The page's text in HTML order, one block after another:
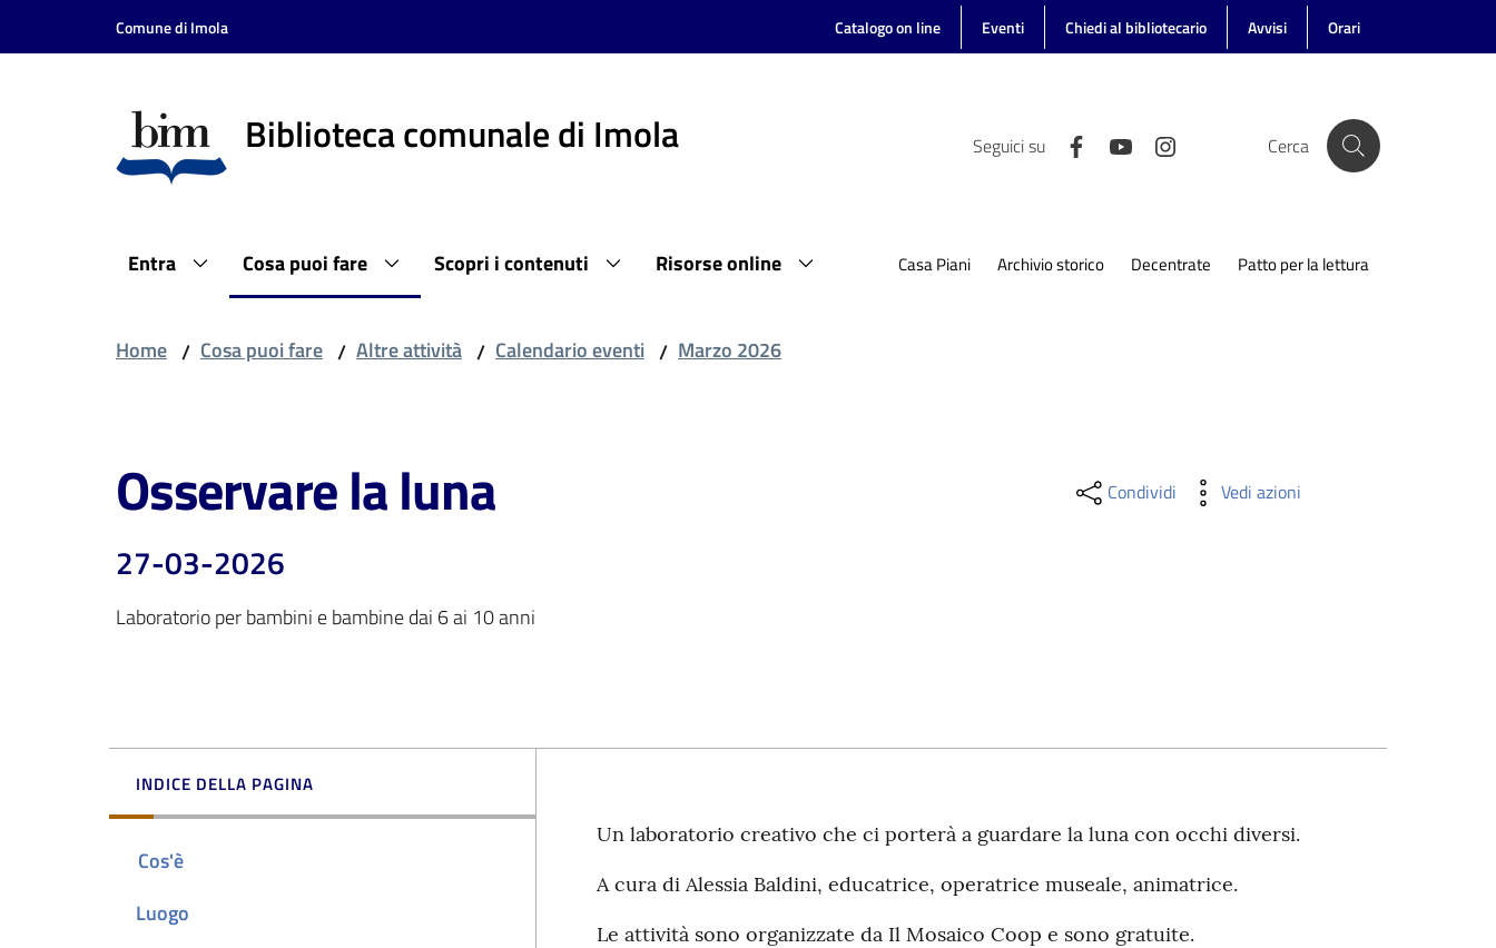
Vai al contenuto
Vai alla navigazione
Comune di Imola Catalogo on line Eventi Chiedi al bibliotecario Avvisi Orari
Biblioteca comunale di Imola Seguici su Cerca
Entra Cosa puoi fare Scopri i contenuti Risorse online Casa Piani Archivio storico Decentrate Patto per la lettura
Home / Cosa puoi fare / Altre attività / Calendario eventi / Marzo 2026
Osservare la luna
27-03-2026
Laboratorio per bambini e bambine dai 6 ai 10 anni
Condividi Vedi azioni
INDICE DELLA PAGINA
Cos'è
Luogo
Un laboratorio creativo che ci porterà a guardare la luna con occhi diversi.
A cura di Alessia Baldini, educatrice, operatrice museale, animatrice.
Le attività sono organizzate da Il Mosaico Coop e sono gratuite.